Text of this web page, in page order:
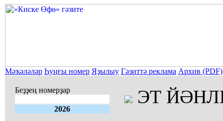
Мәҡәләләр Һуңғы номер Яҙылыу Гәзиттә реклама Архив (PDF)
Беҙҙең номерҙар
2026
ЭТ